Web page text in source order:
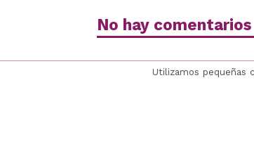
No hay comentarios
Utilizamos pequeñas